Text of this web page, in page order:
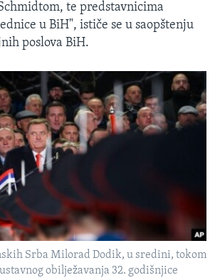
te predstavnicima
u BiH", ističe se u saopštenju
poslova BiH.
Srba Milorad Dodik, u sredini, tokom
obilježavanja 32. godišnjice